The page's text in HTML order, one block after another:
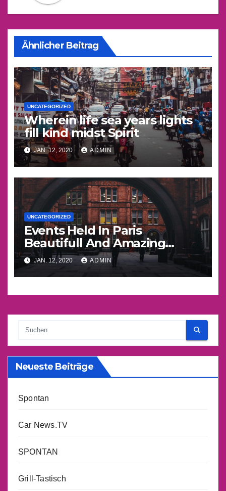
Ähnlicher Beitrag
UNCATEGORIZED
Wherein life sea years lights
fill kind midst Spirit
JAN. 12, 2020 ADMIN
UNCATEGORIZED
Events Held In Paris
Beautifull And Amazing
Things
JAN. 12, 2020 ADMIN
Neueste Beiträge
Spontan
Car News.TV
SPONTAN
Grill-Tastisch